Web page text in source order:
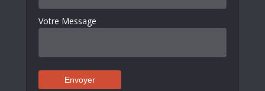
Votre Message